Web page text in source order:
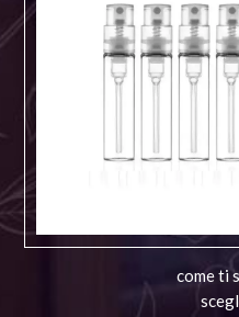
come ti